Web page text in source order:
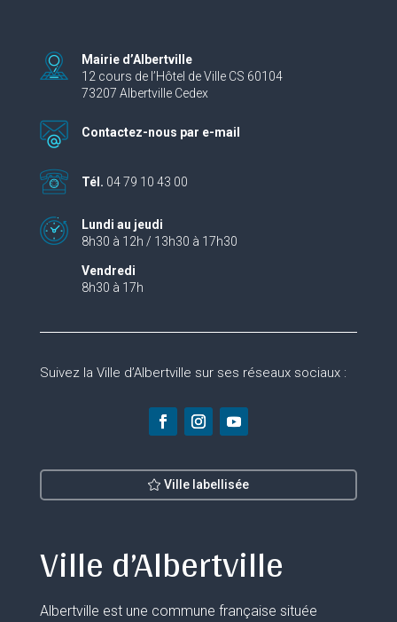
Mairie d’Albertville
12 cours de l’Hôtel de Ville CS 60104
73207 Albertville Cedex
Contactez-nous par e-mail
Tél. 04 79 10 43 00
Lundi au jeudi
8h30 à 12h / 13h30 à 17h30
Vendredi
8h30 à 17h
Suivez la Ville d’Albertville sur ses réseaux sociaux :
Ville labellisée
Ville d’Albertville
Albertville est une commune française située